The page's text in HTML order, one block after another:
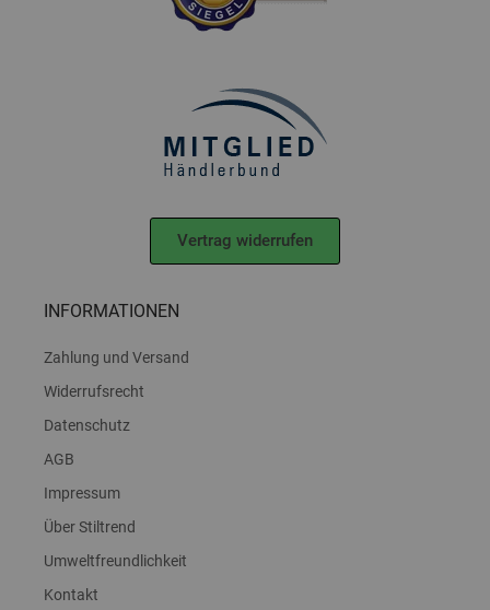
Vertrag widerrufen
INFORMATIONEN
Zahlung und Versand
Widerrufsrecht
Datenschutz
AGB
Impressum
Über Stiltrend
Umweltfreundlichkeit
Kontakt